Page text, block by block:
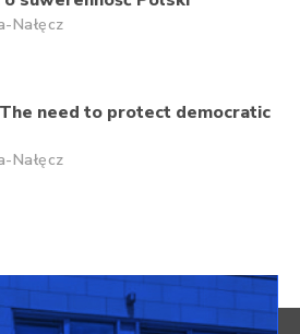
Nałęcz
need to protect democratic
Nałęcz